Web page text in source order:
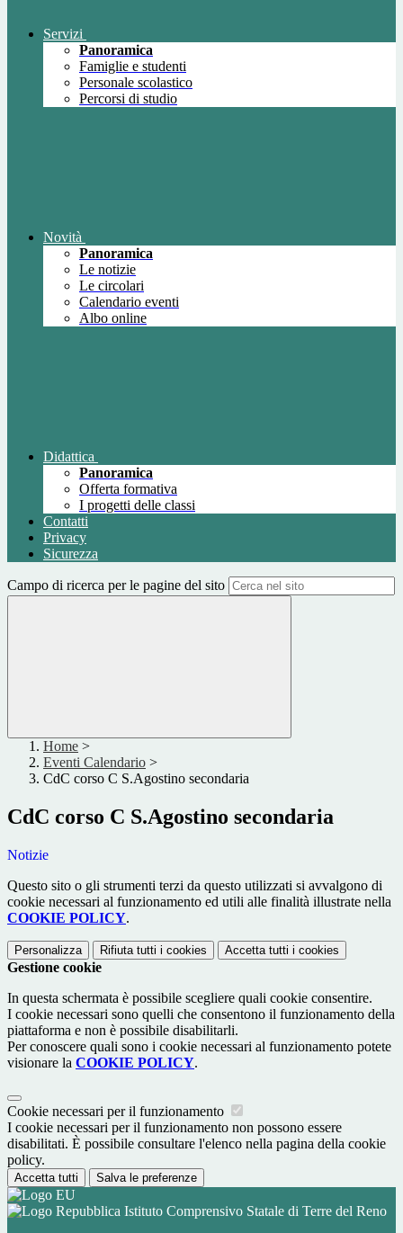
Servizi
Panoramica
Famiglie e studenti
Personale scolastico
Percorsi di studio
Novità
Panoramica
Le notizie
Le circolari
Calendario eventi
Albo online
Didattica
Panoramica
Offerta formativa
I progetti delle classi
Contatti
Privacy
Sicurezza
Campo di ricerca per le pagine del sito
Home >
Eventi Calendario >
CdC corso C S.Agostino secondaria
CdC corso C S.Agostino secondaria
Notizie
Questo sito o gli strumenti terzi da questo utilizzati si avvalgono di
cookie necessari al funzionamento ed utili alle finalità illustrate nella
COOKIE POLICY.
Personalizza Rifiuta tutti i cookies Accetta tutti i cookies
Gestione cookie
In questa schermata è possibile scegliere quali cookie consentire.
I cookie necessari sono quelli che consentono il funzionamento della
piattaforma e non è possibile disabilitarli.
Per conoscere quali sono i cookie necessari al funzionamento potete
visionare la COOKIE POLICY.
Cookie necessari per il funzionamento
I cookie necessari per il funzionamento non possono essere
disabilitati. È possibile consultare l'elenco nella pagina della cookie
policy.
Accetta tutti Salva le preferenze
Istituto Comprensivo Statale di Terre del Reno